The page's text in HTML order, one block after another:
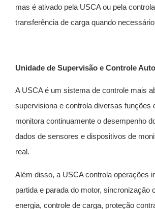
mas é ativado pela USCA ou pela
transferência de carga quando
Unidade de Supervisão e Controle
A USCA é um sistema de controle mais
supervisiona e controla diversas funções
monitora continuamente o desempenho
dados de sensores e dispositivos de
real.
Além disso, a USCA controla operações
partida e parada do motor, sincronização
energia, controle de carga, proteção